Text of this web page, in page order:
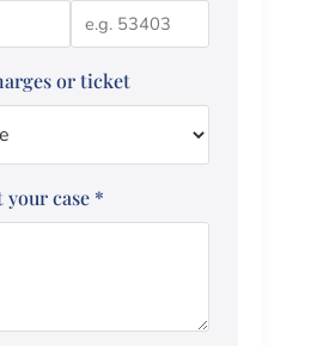
or ticket
your case *